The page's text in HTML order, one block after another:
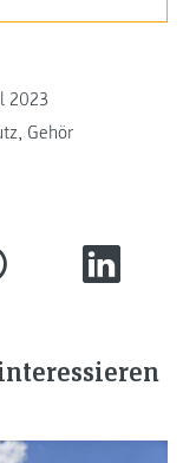
2023
, Gehör